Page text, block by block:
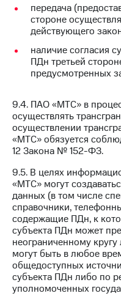
передача
стороне
действующего
наличие согласия
ПДн третьей
предусмотренных
9.4. ПАО «МТС» в
осуществлять
осуществлении
«МТС» обязуется
12 Закона № 152-ФЗ.
9.5. В целях
«МТС» могут
данных (в том числе
справочники,
содержащие ПДн, к
субъекта ПДн может
неограниченному
могут быть в любое
общедоступных
субъекта ПДн либо по
уполномоченных